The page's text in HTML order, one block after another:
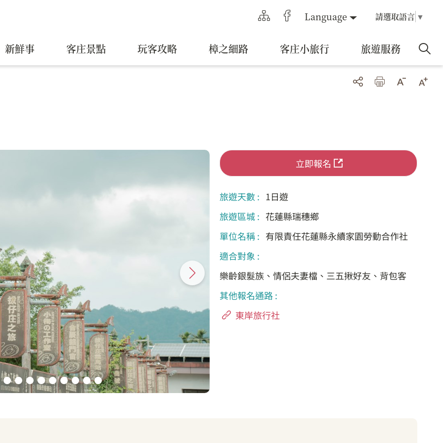
Language 請選取語言 ▼
新鮮事 客庄景點 玩客攻略 樟之細路 客庄小旅行 旅遊服務
立即報名
旅遊天數 : 1日遊
旅遊區城 : 花蓮縣瑞穗鄉
單位名稱 : 有限責任花蓮縣永續家園勞動合作社
適合對象 :
樂齡銀髮族、情侶夫妻檔、三五揪好友、背包客
其他報名通路 :
東岸旅行社